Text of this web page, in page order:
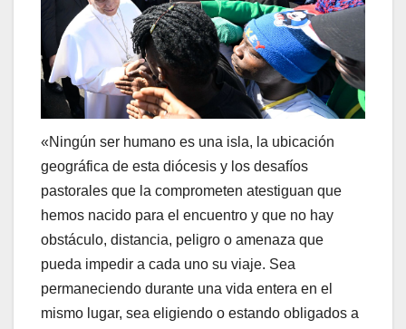
«Ningún ser humano es una isla, la ubicación
geográfica de esta diócesis y los desafíos
pastorales que la comprometen atestiguan que
hemos nacido para el encuentro y que no hay
obstáculo, distancia, peligro o amenaza que
pueda impedir a cada uno su viaje. Sea
permaneciendo durante una vida entera en el
mismo lugar, sea eligiendo o estando obligados a